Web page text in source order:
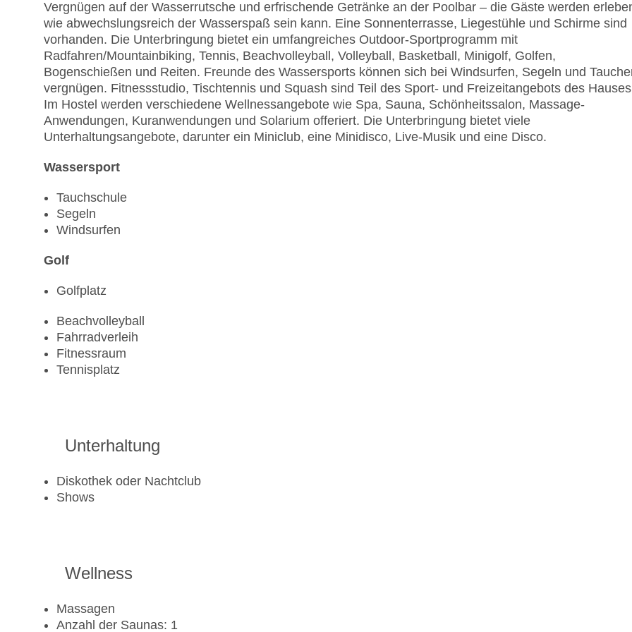
Vergnügen auf der Wasserrutsche und erfrischende Getränke an der Poolbar – die Gäste werden
wie abwechslungsreich der Wasserspaß sein kann. Eine Sonnenterrasse, Liegestühle und Schirme sind
vorhanden. Die Unterbringung bietet ein umfangreiches Outdoor-Sportprogramm mit
Radfahren/Mountainbiking, Tennis, Beachvolleyball, Volleyball, Basketball, Minigolf, Golfen,
Bogenschießen und Reiten. Freunde des Wassersports können sich bei Windsurfen, Segeln und
vergnügen. Fitnessstudio, Tischtennis und Squash sind Teil des Sport- und Freizeitangebots des
Im Hostel werden verschiedene Wellnessangebote wie Spa, Sauna, Schönheitssalon, Massage-
Anwendungen, Kuranwendungen und Solarium offeriert. Die Unterbringung bietet viele
Unterhaltungsangebote, darunter ein Miniclub, eine Minidisco, Live-Musik und eine Disco.
Wassersport
Tauchschule
Segeln
Windsurfen
Golf
Golfplatz
Beachvolleyball
Fahrradverleih
Fitnessraum
Tennisplatz
Unterhaltung
Diskothek oder Nachtclub
Shows
Wellness
Massagen
Anzahl der Saunas: 1